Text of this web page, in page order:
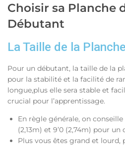
Choisir sa Planche
Débutant
La Taille de la Planche
Pour un débutant, la taille de la
pour la stabilité et la facilité de
longue,plus elle sera stable et
crucial pour l’apprentissage.
En règle générale, on
(2,13m) et 9’0 (2,74m) pour un
Plus vous êtes grand et lourd,